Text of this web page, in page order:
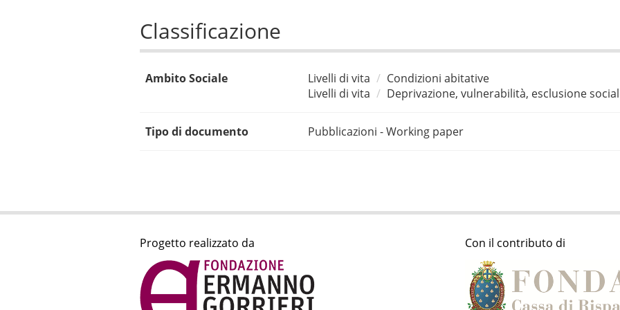
Classificazione
Ambito Sociale Livelli di vita
Condizioni abitative
Livelli di vita
Deprivazione, vulnerabilità, esclusione
Tipo di documento Pubblicazioni - Working paper
Progetto realizzato da Con il contributo di